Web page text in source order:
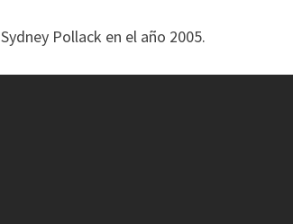
Pollack en el año 2005.